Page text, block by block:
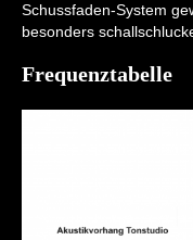
Schussfaden-System
besonders
Frequenztabelle